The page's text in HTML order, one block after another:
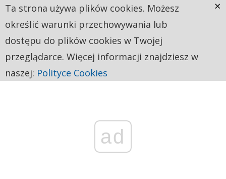
ad
Ta strona używa plików cookies. Możesz
określić warunki przechowywania lub
dostępu do plików cookies w Twojej
przeglądarce. Więcej informacji znajdziesz w
naszej: Polityce Cookies
×